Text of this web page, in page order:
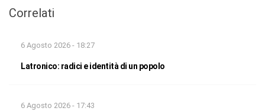
Correlati
6 Agosto 2026 - 18:27
Latronico: radici e identità di un popolo
6 Agosto 2026 - 17:43